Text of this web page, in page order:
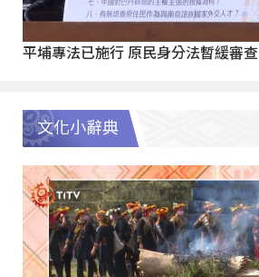
平埔專法已施行 原民身分法暫緩審查
文化小辭典